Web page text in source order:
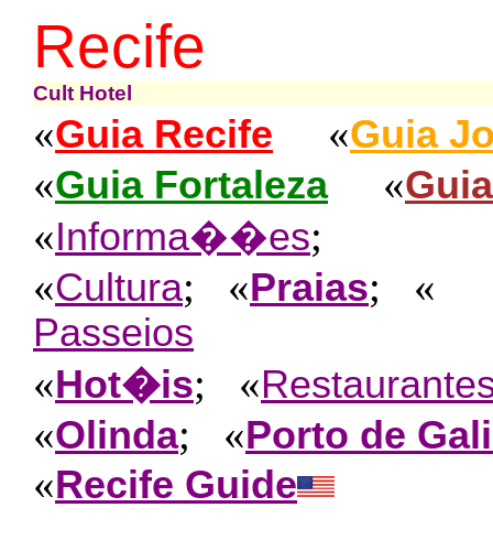
Recife
Cult Hotel
«Guia Recife «Guia
«Guia Fortaleza«
«Informa��es;
«Cultura; «Praias; «
Passeios
«Hot�is; «
«Olinda; «Porto de
«Recife Guide